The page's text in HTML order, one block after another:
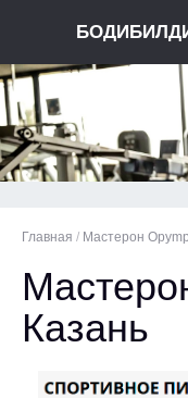
Главная / Мастерон
Казань